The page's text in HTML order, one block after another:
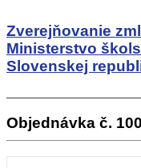
Zverejňovanie
Ministerstvo
Slovenskej
Objednávka č.